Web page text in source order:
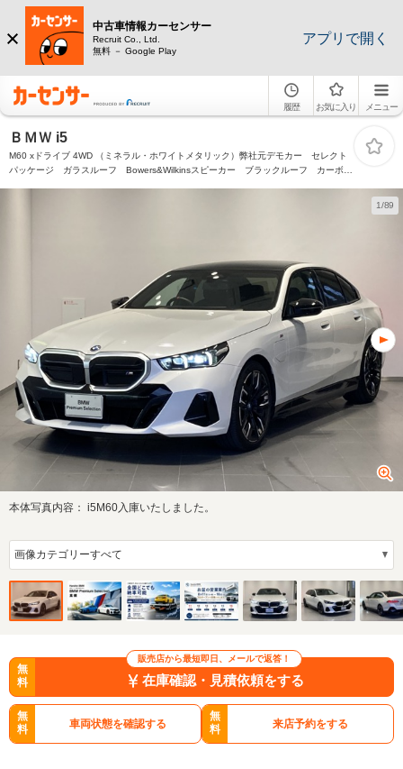
中古車情報カーセンサー
Recruit Co., Ltd.
無料 － Google Play
アプリで開く
履歴 お気に入り メニュー
ＢＭＷ i5
M60 xドライブ 4WD （ミネラル・ホワイトメタリック）弊社元デモカー セレクト
パッケージ ガラスルーフ Bowers&Wilkinsスピーカー ブラックルーフ カーボン
1/89
本体写真内容： i5M60入庫いたしました。
販売店から最短即日、メールで返答！
無
料
在庫確認・見積依頼をする
無
料
車両状態を確認する
無
料
来店予約をする